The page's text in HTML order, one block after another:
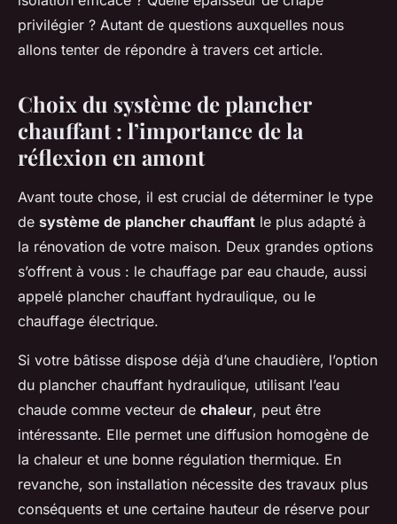
privilégier ? Autant de questions auxquelles nous
allons tenter de répondre à travers cet article.
Choix du système de plancher
chauffant : l’importance de la
réflexion en amont
Avant toute chose, il est crucial de déterminer le type
de système de plancher chauffant le plus adapté à
la rénovation de votre maison. Deux grandes options
s’offrent à vous : le chauffage par eau chaude, aussi
appelé plancher chauffant hydraulique, ou le
chauffage électrique.
Si votre bâtisse dispose déjà d’une chaudière, l’option
du plancher chauffant hydraulique, utilisant l’eau
chaude comme vecteur de chaleur, peut être
intéressante. Elle permet une diffusion homogène de
la chaleur et une bonne régulation thermique. En
revanche, son installation nécessite des travaux plus
conséquents et une certaine hauteur de réserve pour